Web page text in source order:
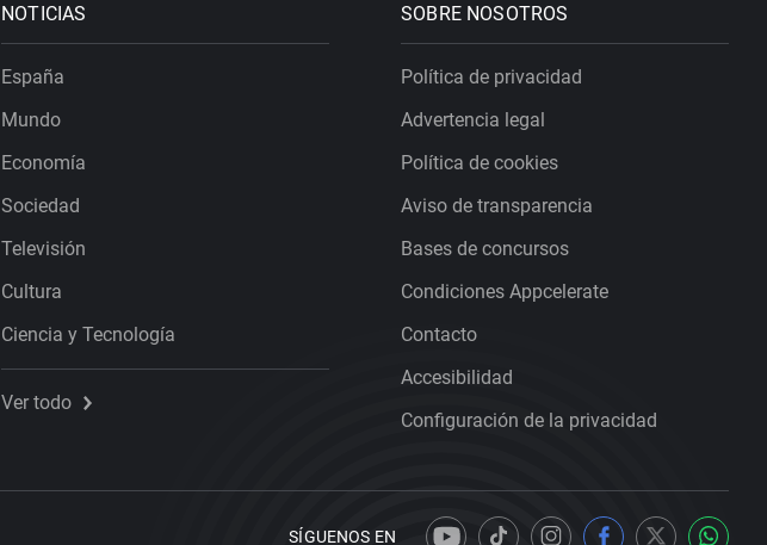
NOTICIAS
España
Mundo
Economía
Sociedad
Televisión
Cultura
Ciencia y Tecnología
Ver todo
SOBRE NOSOTROS
Política de privacidad
Advertencia legal
Política de cookies
Aviso de transparencia
Bases de concursos
Condiciones Appcelerate
Contacto
Accesibilidad
Configuración de la privacidad
SÍGUENOS EN